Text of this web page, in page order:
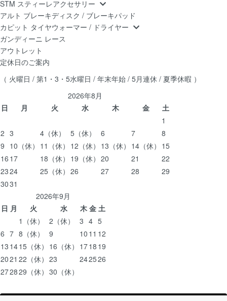
STM スティーレアクセサリー
アルト ブレーキディスク / ブレーキパッド
カピット タイヤウォーマー / ドライヤー
ガンディーニ レース
アウトレット
定休日のご案内
（ 火曜日 / 第1・3・5水曜日 / 年末年始 / 5月連休 / 夏季休暇 ）
2026年8月
日
月 火 水 木 金
土
1
2 3 4 （休） 5 （休） 6 7
8
9 10 （休） 11 （休） 12 （休） 13 （休） 14 （休） 15
16 17 18 （休） 19 （休） 20 21
22
2324 25 （休） 26 27 28
29
3031
2026年9月
日 月 火 水 木 金 土
1 （休） 2 （休） 3 4 5
6 7 8 （休） 9 10 11 12
13 1415 （休） 16 （休） 1718 19
2021 22 （休） 23 242526
272829 （休） 30 （休）